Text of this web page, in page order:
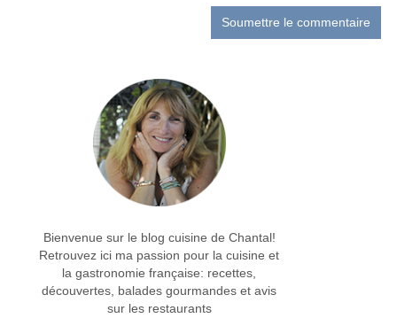
Bienvenue sur le blog cuisine de Chantal!
Retrouvez ici ma passion pour la cuisine et
la gastronomie française: recettes,
découvertes, balades gourmandes et avis
sur les restaurants